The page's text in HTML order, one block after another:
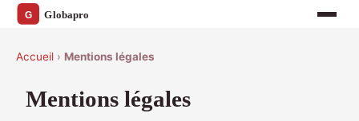
Accueil › Mentions légales
Mentions légales